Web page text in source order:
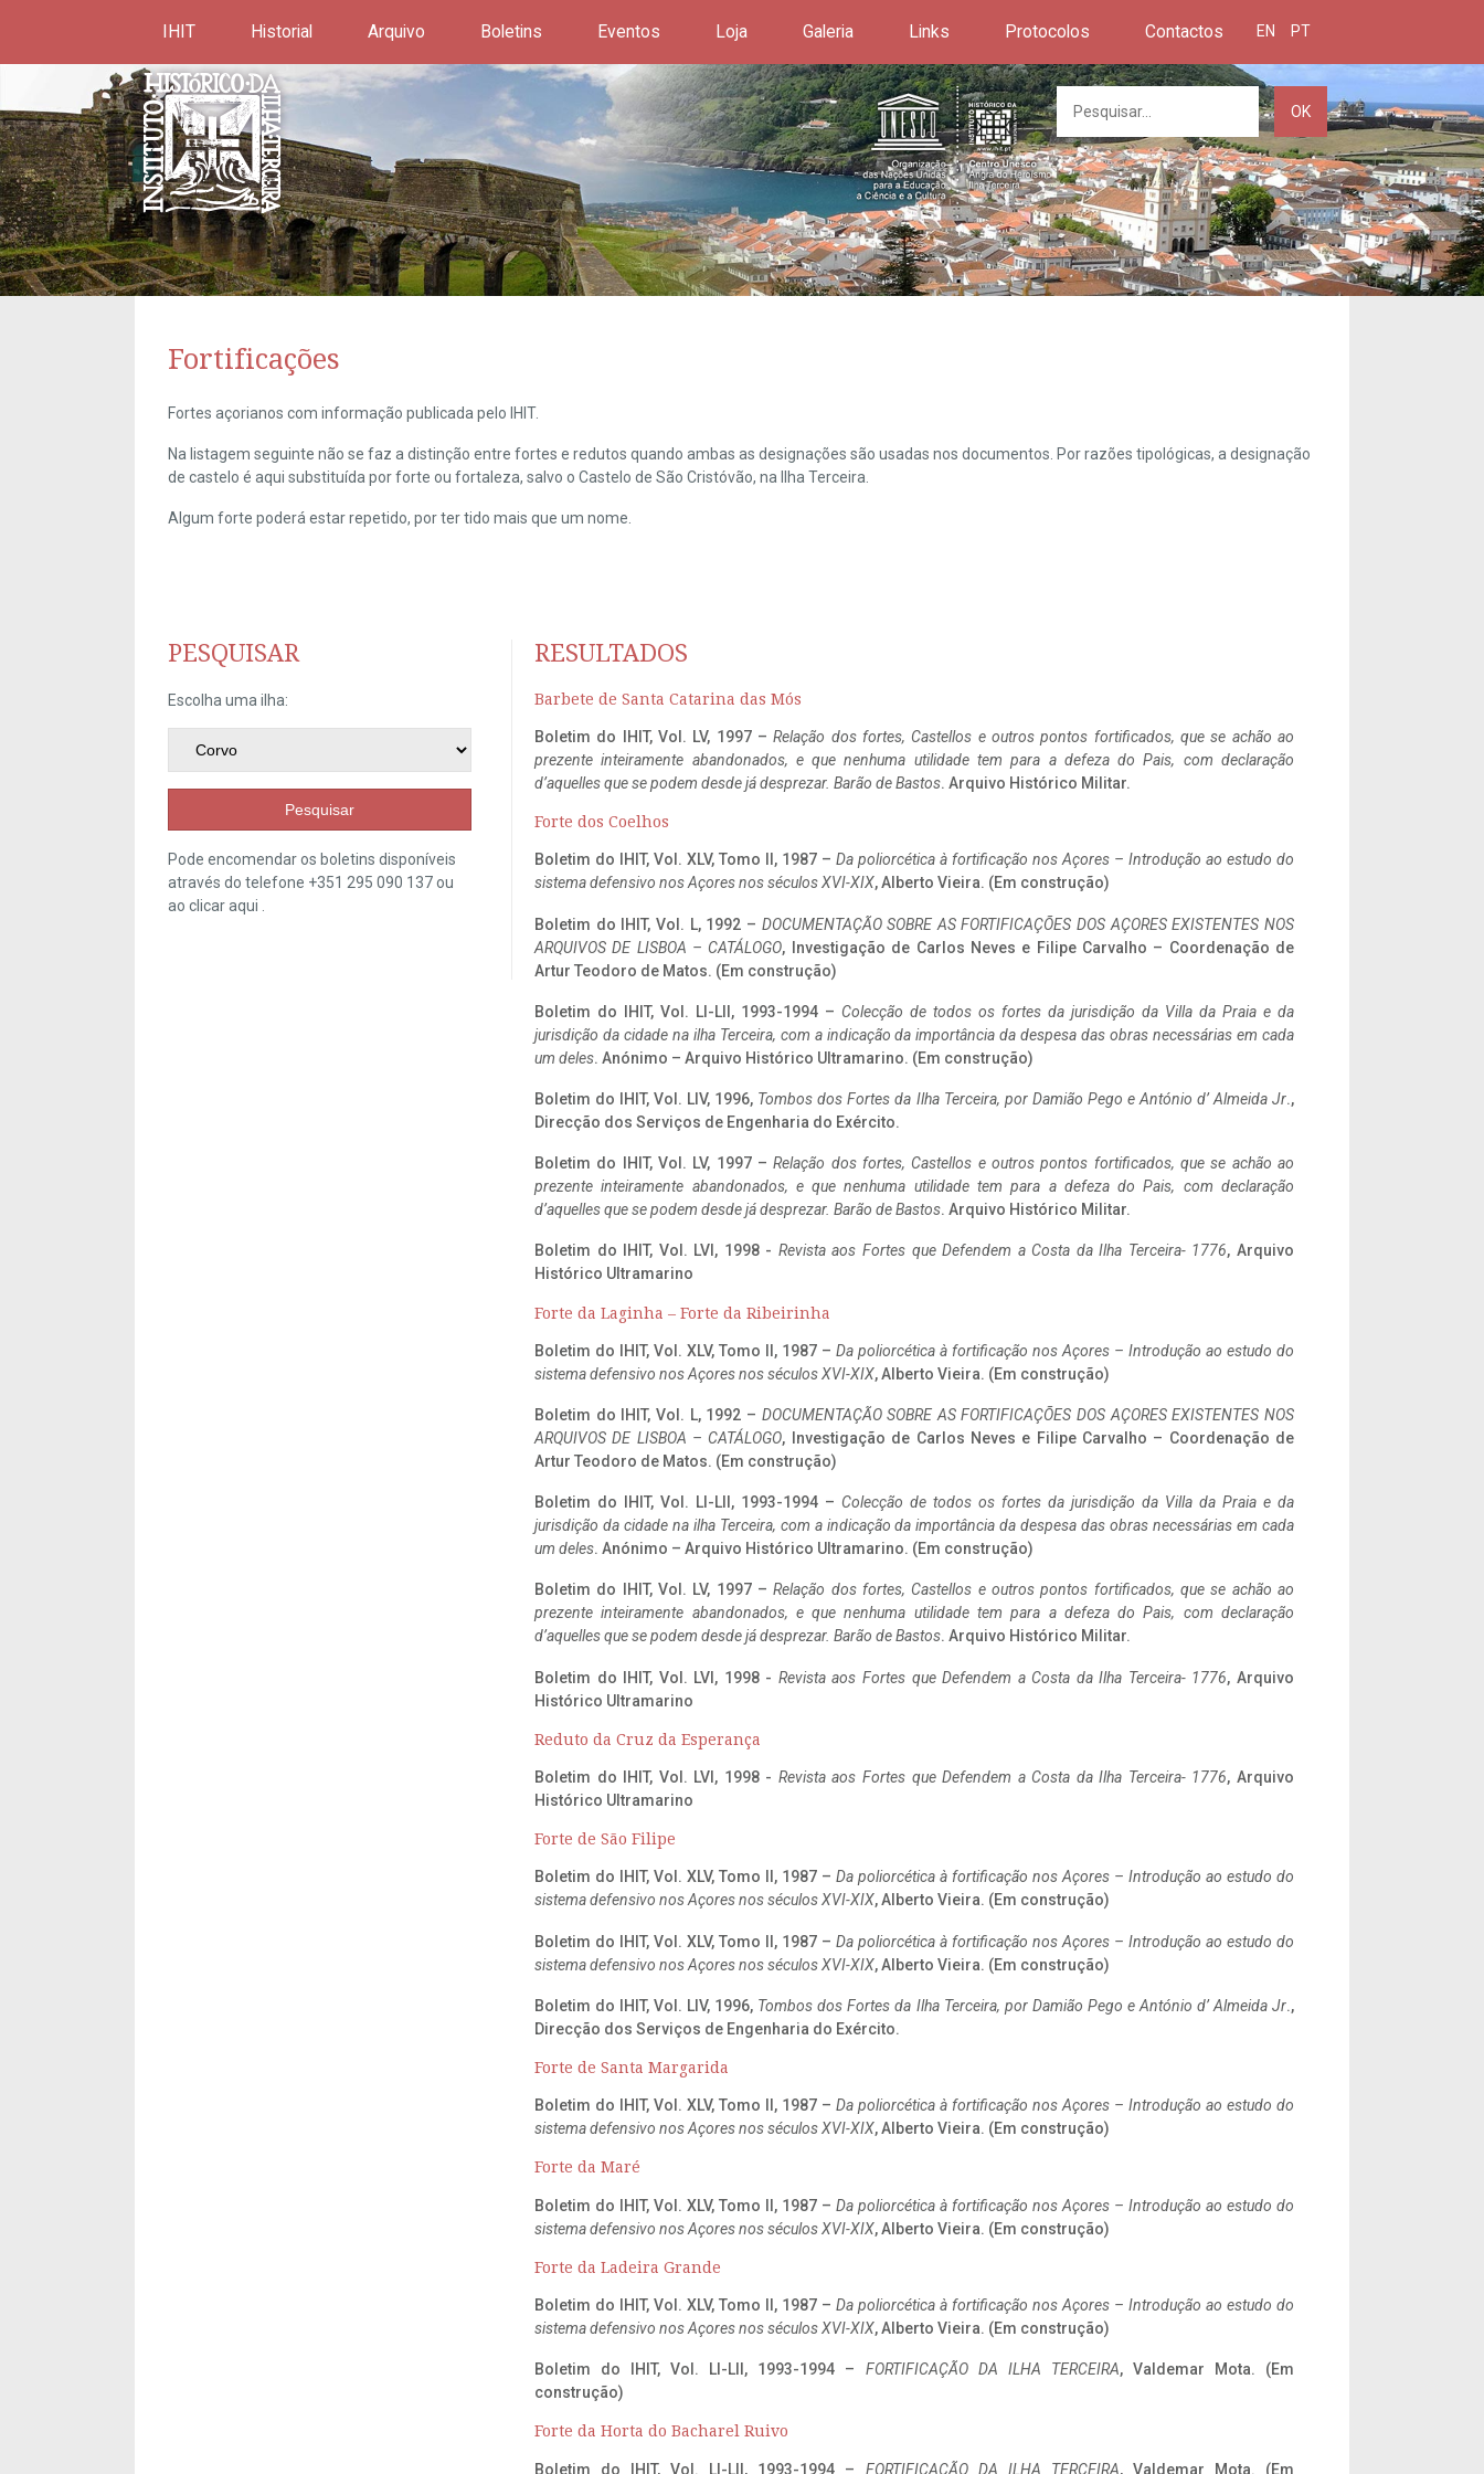
IHIT Historial Arquivo Boletins Eventos Loja Galeria Links Protocolos Contactos EN PT
OK
Fortificações
Fortes açorianos com informação publicada pelo IHIT.
Na listagem seguinte não se faz a distinção entre fortes e redutos quando ambas as designações são usadas nos documentos. Por razões tipológicas, a designação
de castelo é aqui substituída por forte ou fortaleza, salvo o Castelo de São Cristóvão, na Ilha Terceira.
Algum forte poderá estar repetido, por ter tido mais que um nome.
PESQUISAR
Escolha uma ilha:
Pesquisar
Pode encomendar os boletins disponíveis
através do telefone +351 295 090 137 ou
ao clicaraqui
RESULTADOS
Barbete de Santa Catarina das Mós
Boletim do IHIT, Vol. LV, 1997 –Relação dos fortes, Castellos e outros pontos fortificados, que se achão ao
prezente inteiramente abandonados, e que nenhuma utilidade tem para a defeza do Pais, com declaração
d’aquelles que se podem desde já desprezar. Barão de Bastos. Arquivo Histórico Militar.
Forte dos Coelhos
Boletim do IHIT, Vol. XLV, Tomo II, 1987 – Da poliorcética à fortificação nos Açores – Introdução ao estudo do
sistema defensivo nos Açores nos séculos XVI-XIX, Alberto Vieira. (Em construção)
Boletim do IHIT, Vol. L, 1992 – DOCUMENTAÇÃO SOBRE AS FORTIFICAÇÕES DOS AÇORES EXISTENTES NOS
ARQUIVOS DE LISBOA – CATÁLOGO, Investigação de Carlos Neves e Filipe Carvalho – Coordenação de
Artur Teodoro de Matos. (Em construção)
Boletim do IHIT, Vol. LI-LII, 1993-1994 – Colecção de todos os fortes da jurisdição da Villa da Praia e da
jurisdição da cidade na ilha Terceira, com a indicação da importância da despesa das obras necessárias em cada
um deles. Anónimo – Arquivo Histórico Ultramarino. (Em construção)
Boletim do IHIT, Vol. LIV, 1996, Tombos dos Fortes da Ilha Terceira, por Damião Pego e António d’ Almeida Jr.,
Direcção dos Serviços de Engenharia do Exército.
Boletim do IHIT, Vol. LV, 1997 –Relação dos fortes, Castellos e outros pontos fortificados, que se achão ao
prezente inteiramente abandonados, e que nenhuma utilidade tem para a defeza do Pais, com declaração
d’aquelles que se podem desde já desprezar. Barão de Bastos. Arquivo Histórico Militar.
Boletim do IHIT, Vol. LVI, 1998 - Revista aos Fortes que Defendem a Costa da Ilha Terceira- 1776, Arquivo
Histórico Ultramarino
Forte da Laginha – Forte da Ribeirinha
Boletim do IHIT, Vol. XLV, Tomo II, 1987 – Da poliorcética à fortificação nos Açores – Introdução ao estudo do
sistema defensivo nos Açores nos séculos XVI-XIX, Alberto Vieira. (Em construção)
Boletim do IHIT, Vol. L, 1992 – DOCUMENTAÇÃO SOBRE AS FORTIFICAÇÕES DOS AÇORES EXISTENTES NOS
ARQUIVOS DE LISBOA – CATÁLOGO, Investigação de Carlos Neves e Filipe Carvalho – Coordenação de
Artur Teodoro de Matos. (Em construção)
Boletim do IHIT, Vol. LI-LII, 1993-1994 – Colecção de todos os fortes da jurisdição da Villa da Praia e da
jurisdição da cidade na ilha Terceira, com a indicação da importância da despesa das obras necessárias em cada
um deles. Anónimo – Arquivo Histórico Ultramarino. (Em construção)
Boletim do IHIT, Vol. LV, 1997 –Relação dos fortes, Castellos e outros pontos fortificados, que se achão ao
prezente inteiramente abandonados, e que nenhuma utilidade tem para a defeza do Pais, com declaração
d’aquelles que se podem desde já desprezar. Barão de Bastos. Arquivo Histórico Militar.
Boletim do IHIT, Vol. LVI, 1998 - Revista aos Fortes que Defendem a Costa da Ilha Terceira- 1776, Arquivo
Histórico Ultramarino
Reduto da Cruz da Esperança
Boletim do IHIT, Vol. LVI, 1998 - Revista aos Fortes que Defendem a Costa da Ilha Terceira- 1776, Arquivo
Histórico Ultramarino
Forte de São Filipe
Boletim do IHIT, Vol. XLV, Tomo II, 1987 – Da poliorcética à fortificação nos Açores – Introdução ao estudo do
sistema defensivo nos Açores nos séculos XVI-XIX, Alberto Vieira. (Em construção)
Boletim do IHIT, Vol. XLV, Tomo II, 1987 – Da poliorcética à fortificação nos Açores – Introdução ao estudo do
sistema defensivo nos Açores nos séculos XVI-XIX, Alberto Vieira. (Em construção)
Boletim do IHIT, Vol. LIV, 1996, Tombos dos Fortes da Ilha Terceira, por Damião Pego e António d’ Almeida Jr.,
Direcção dos Serviços de Engenharia do Exército.
Forte de Santa Margarida
Boletim do IHIT, Vol. XLV, Tomo II, 1987 – Da poliorcética à fortificação nos Açores – Introdução ao estudo do
sistema defensivo nos Açores nos séculos XVI-XIX, Alberto Vieira. (Em construção)
Forte da Maré
Boletim do IHIT, Vol. XLV, Tomo II, 1987 – Da poliorcética à fortificação nos Açores – Introdução ao estudo do
sistema defensivo nos Açores nos séculos XVI-XIX, Alberto Vieira. (Em construção)
Forte da Ladeira Grande
Boletim do IHIT, Vol. XLV, Tomo II, 1987 – Da poliorcética à fortificação nos Açores – Introdução ao estudo do
sistema defensivo nos Açores nos séculos XVI-XIX, Alberto Vieira. (Em construção)
Boletim do IHIT, Vol. LI-LII, 1993-1994 – FORTIFICAÇÃO DA ILHA TERCEIRA, Valdemar Mota. (Em
construção)
Forte da Horta do Bacharel Ruivo
Boletim do IHIT, Vol. LI-LII, 1993-1994 – FORTIFICAÇÃO DA ILHA TERCEIRA, Valdemar Mota. (Em